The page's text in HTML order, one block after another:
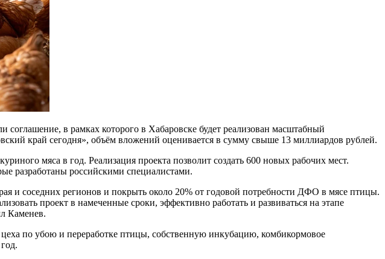
в рамках которого в Хабаровске будет реализован масштабный
край сегодня», объём вложений оценивается в сумму свыше 13 миллиардов рублей.
мяса в год. Реализация проекта позволит создать 600 новых рабочих мест.
разработаны российскими специалистами.
и соседних регионов и покрыть около 20% от годовой потребности ДФО в мясе птицы.
проект в намеченные сроки, эффективно работать и развиваться на этапе
Каменев.
по убою и переработке птицы, собственную инкубацию, комбикормовое